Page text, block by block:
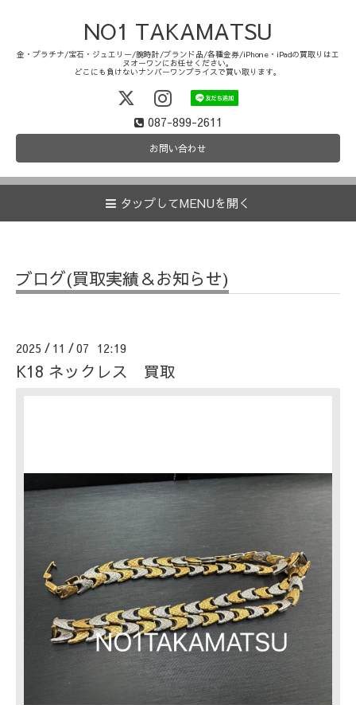
NO1 TAKAMATSU
金・プラチナ/宝石・ジュエリー/腕時計/ブランド品/各種金券/iPhone・iPadの買取りはエ
ヌオーワンにお任せください。
どこにも負けないナンバーワンプライスで買い取ります。
087-899-2611
お問い合わせ
タップしてMENUを開く
ブログ(買取実績＆お知らせ)
2025 / 11 /07 12:19
K18 ネックレス 買取